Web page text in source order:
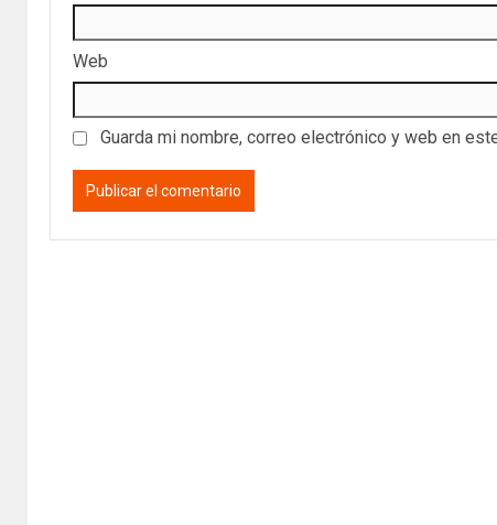
Web
Guarda mi nombre, correo electrónico y web en